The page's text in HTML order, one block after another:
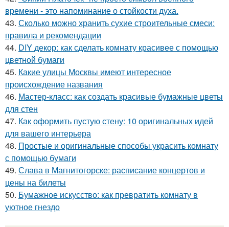
времени - это напоминание о стойкости духа.
43. Сколько можно хранить сухие строительные смеси:
правила и рекомендации
44. DIY декор: как сделать комнату красивее с помощью
цветной бумаги
45. Какие улицы Москвы имеют интересное
происхождение названия
46. Мастер-класс: как создать красивые бумажные цветы
для стен
47. Как оформить пустую стену: 10 оригинальных идей
для вашего интерьера
48. Простые и оригинальные способы украсить комнату
с помощью бумаги
49. Слава в Магнитогорске: расписание концертов и
цены на билеты
50. Бумажное искусство: как превратить комнату в
уютное гнездо